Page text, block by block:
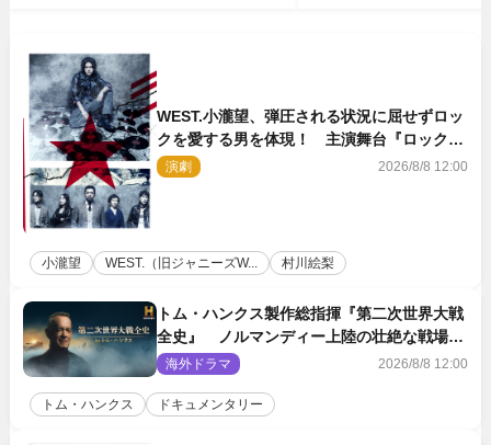
WEST.小瀧望、弾圧される状況に屈せずロッ
クを愛する男を体現！ 主演舞台『ロックン
ロール』ビジュアル解禁
演劇 2026/8/8 12:00
小瀧望 WEST.（旧ジャニーズW... 村川絵梨
トム・ハンクス製作総指揮『第二次世界大戦
全史』 ノルマンディー上陸の壮絶な戦場を
収めた特別映像解禁
海外ドラマ 2026/8/8 12:00
トム・ハンクス ドキュメンタリー